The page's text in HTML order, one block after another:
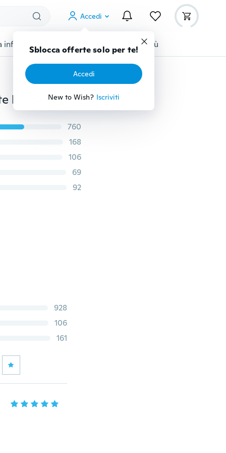
Accedi
Sblocca offerte solo per te!
Accedi
New to Wish? Iscriviti
infanzia Accessori per animali Di più
3.28CT Anello di fidanzamento con gemma di tanzanite blu Set da sposa Gioielli in argento sterling 925 Regali
760
168
106
69
92
928
106
161